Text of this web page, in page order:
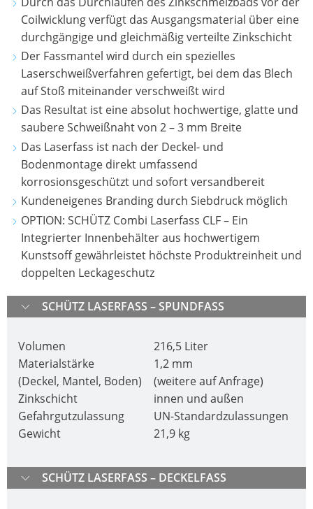
SX-
D
ECOBULK
SX-
D-
OV
NEUE
KUNSTSTOFFRAHMENPALETTE
ECOBULK
MIT
SCHÜTZ
IMPELLER
ECOBULK
MX-
EX-
EV
LEITFÄHIG
ECOBULK
MX
ECOBULK
MX-
FDA
MX
FOODCERT
EV
FOODCERT
STORE-
AGE
IN
DER
INDUSTRIE
ALS
QUALITÄTS-
CHINA
SCHÜTZ
JAPAN
SCHÜTZ
AUSTRALIA
SCHÜTZ
MALAYSIA
SCHÜTZ
SINGAPORE
SCHÜTZ
INDONESIA
SCHÜTZ
THAILAND
SCHÜTZ
INDIA
SCHÜTZ
ELSA
MEXICO
VASITEX
Coilwicklung verfügt das Ausgangsmaterial über eine
durchgängige und gleichmäßig verteilte Zinkschicht
Der Fassmantel wird durch ein spezielles
Laserschweißverfahren gefertigt, bei dem das Blech
auf Stoß miteinander verschweißt wird
Das Resultat ist eine absolut hochwertige, glatte und
saubere Schweißnaht von 2 – 3 mm Breite
Das Laserfass ist nach der Deckel- und
Bodenmontage direkt umfassend
korrosionsgeschützt und sofort versandbereit
Kundeneigenes Branding durch Siebdruck möglich
OPTION: SCHÜTZ Combi Laserfass CLF – Ein
Integrierter Innenbehälter aus hochwertigem
Kunstsoff gewährleistet höchste Produktreinheit und
doppelten Leckageschutz
SCHÜTZ LASERFASS – SPUNDFASS
Volumen
216,5 Liter
Materialstärke
(Deckel, Mantel, Boden)
1,2 mm
(weitere auf Anfrage)
Zinkschicht
innen und außen
Gefahrgutzulassung
UN-Standardzulassungen
Gewicht
21,9 kg
SCHÜTZ LASERFASS – DECKELFASS